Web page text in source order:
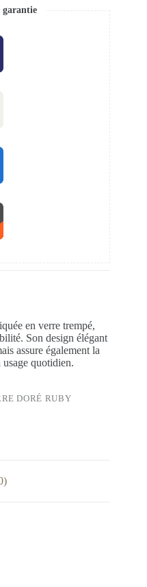
garantie
en verre trempé,
Son design élégant
assure également la
usage quotidien.
DORÉ RUBY